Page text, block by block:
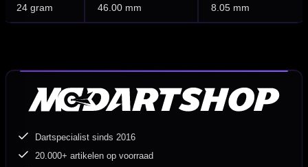
24 gram 46.00 mm 8.05 mm
Dartspecialist sinds 2016
20.000+ artikelen op voorraad